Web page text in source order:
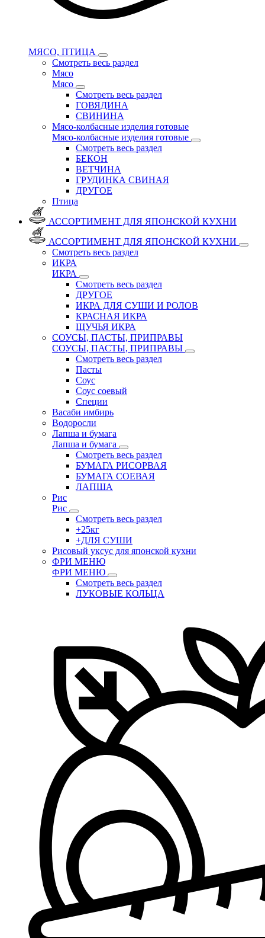
МЯСО, ПТИЦА
Смотреть весь раздел
Мясо
Мясо
Смотреть весь раздел
ГОВЯДИНА
СВИНИНА
Мясо-колбасные изделия готовые
Мясо-колбасные изделия готовые
Смотреть весь раздел
БЕКОН
ВЕТЧИНА
ГРУДИНКА СВИНАЯ
ДРУГОЕ
Птица
АССОРТИМЕНТ ДЛЯ ЯПОНСКОЙ КУХНИ
АССОРТИМЕНТ ДЛЯ ЯПОНСКОЙ КУХНИ
Смотреть весь раздел
ИКРА
ИКРА
Смотреть весь раздел
ДРУГОЕ
ИКРА ДЛЯ СУШИ И РОЛОВ
КРАСНАЯ ИКРА
ЩУЧЬЯ ИКРА
СОУСЫ, ПАСТЫ, ПРИПРАВЫ
СОУСЫ, ПАСТЫ, ПРИПРАВЫ
Смотреть весь раздел
Пасты
Соус
Соус соевый
Специи
Васаби имбирь
Водоросли
Лапша и бумага
Лапша и бумага
Смотреть весь раздел
БУМАГА РИСОРВАЯ
БУМАГА СОЕВАЯ
ЛАПША
Рис
Рис
Смотреть весь раздел
+25кг
+ДЛЯ СУШИ
Рисовый уксус для японской кухни
ФРИ МЕНЮ
ФРИ МЕНЮ
Смотреть весь раздел
ЛУКОВЫЕ КОЛЬЦА